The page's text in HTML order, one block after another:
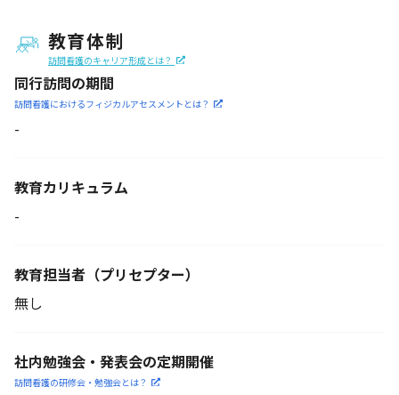
教育体制
訪問看護のキャリア形成とは？
同行訪問の期間
訪問看護におけるフィジカルアセスメントとは？
-
教育カリキュラム
-
教育担当者 （プリセプター）
無し
社内勉強会・発表会の定期開催
訪問看護の研修会・勉強会とは？